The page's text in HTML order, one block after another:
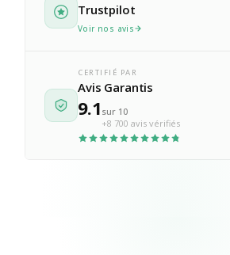
Trustpilot
Voir nos avis
CERTIFIÉ PAR
Avis Garantis
9.1 sur 10
+8 700 avis vérifiés